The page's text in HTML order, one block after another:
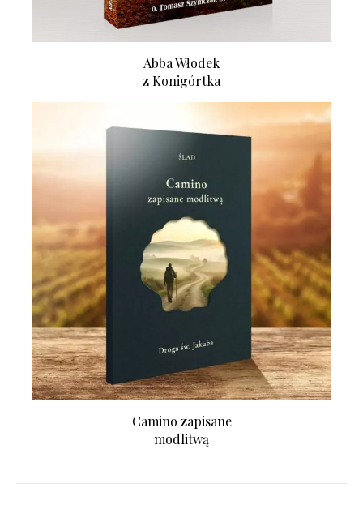
Abba Włodek
z Konigórtka
Camino zapisane
modlitwą